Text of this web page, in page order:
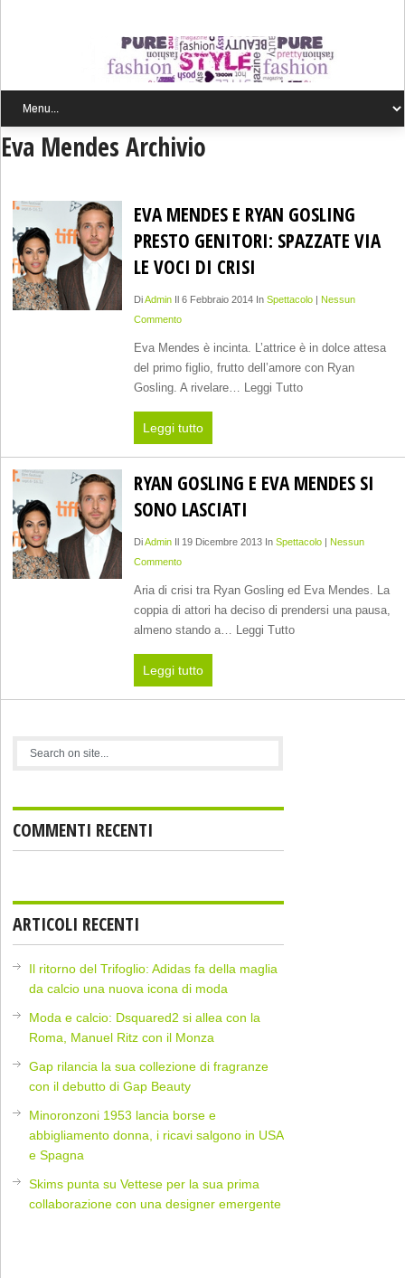
Eva Mendes Archivio
EVA MENDES E RYAN GOSLING
PRESTO GENITORI: SPAZZATE VIA
LE VOCI DI CRISI
DiAdminIl 6 Febbraio 2014 In Spettacolo| Nessun
Commento
Eva Mendes è incinta. L’attrice è in dolce attesa
del primo figlio, frutto dell’amore con Ryan
Gosling. A rivelare… Leggi Tutto
Leggi tutto
RYAN GOSLING E EVA MENDES SI
SONO LASCIATI
DiAdminIl 19 Dicembre 2013 In Spettacolo| Nessun
Commento
Aria di crisi tra Ryan Gosling ed Eva Mendes. La
coppia di attori ha deciso di prendersi una pausa,
almeno stando a… Leggi Tutto
Leggi tutto
COMMENTI RECENTI
ARTICOLI RECENTI
Il ritorno del Trifoglio: Adidas fa della maglia
da calcio una nuova icona di moda
Moda e calcio: Dsquared2 si allea con la
Roma, Manuel Ritz con il Monza
Gap rilancia la sua collezione di fragranze
con il debutto di Gap Beauty
Minoronzoni 1953 lancia borse e
abbigliamento donna, i ricavi salgono in USA
e Spagna
Skims punta su Vettese per la sua prima
collaborazione con una designer emergente